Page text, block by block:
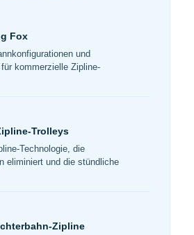
Fox
und
kommerzielle Zipline-
Trolleys
Technologie, die
eliminiert und die stündliche
Zipline